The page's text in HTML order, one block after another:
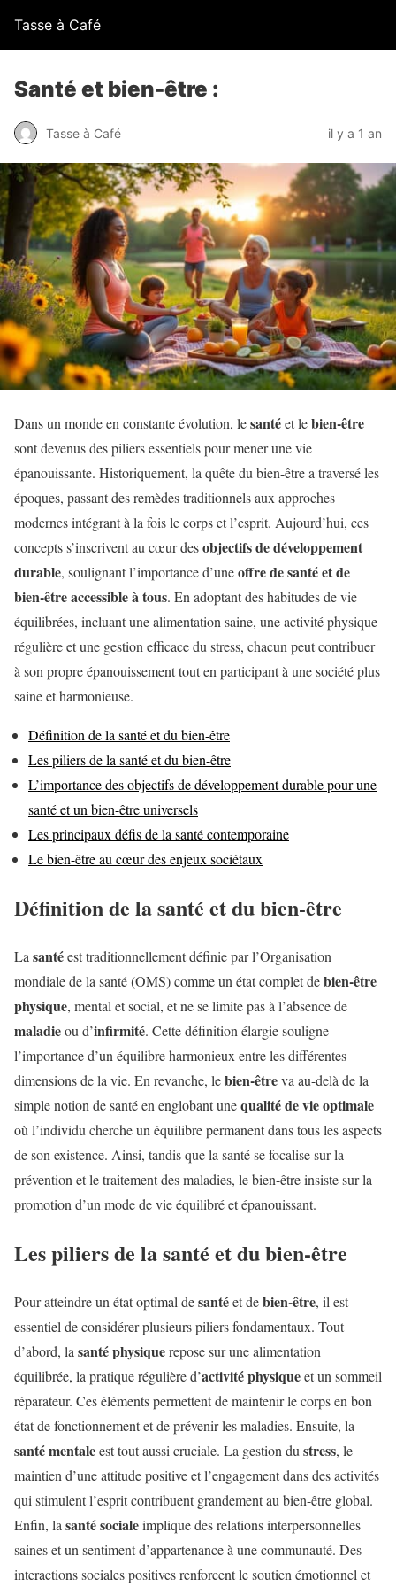
Tasse à Café
Santé et bien-être :
Tasse à Café il y a 1 an
Dans un monde en constante évolution, lesantéet lebien-être
sont devenus des piliers essentiels pour mener une vie
épanouissante. Historiquement, la quête du bien-être a traversé les
époques, passant des remèdes traditionnels aux approches
modernes intégrant à la fois le corps et l’esprit. Aujourd’hui, ces
concepts s’inscrivent au cœur desobjectifs de développement
durable, soulignant l’importance d’uneoffre de santé et de
bien-être accessible à tous. En adoptant des habitudes de vie
équilibrées, incluant une alimentation saine, une activité physique
régulière et une gestion efficace du stress, chacun peut contribuer
à son propre épanouissement tout en participant à une société plus
saine et harmonieuse.
Définition de la santé et du bien-être
Les piliers de la santé et du bien-être
L’importance des objectifs de développement durable pour une
santé et un bien-être universels
Les principaux défis de la santé contemporaine
Le bien-être au cœur des enjeux sociétaux
Définition de la santé et du bien-être
La santéest traditionnellement définie par l’Organisation
mondiale de la santé (OMS) comme un état complet debien-être
physique, mental et social, et ne se limite pas à l’absence de
maladieou d’infirmité. Cette définition élargie souligne
l’importance d’un équilibre harmonieux entre les différentes
dimensions de la vie. En revanche, lebien-êtreva au-delà de la
simple notion de santé en englobant unequalité de vie optimale
où l’individu cherche un équilibre permanent dans tous les aspects
de son existence. Ainsi, tandis que la santé se focalise sur la
prévention et le traitement des maladies, le bien-être insiste sur la
promotion d’un mode de vie équilibré et épanouissant.
Les piliers de la santé et du bien-être
Pour atteindre un état optimal desantéet debien-être, il est
essentiel de considérer plusieurs piliers fondamentaux. Tout
d’abord, la santé physiquerepose sur une alimentation
équilibrée, la pratique régulière d’activité physiqueet un sommeil
réparateur. Ces éléments permettent de maintenir le corps en bon
état de fonctionnement et de prévenir les maladies. Ensuite, la
santé mentaleest tout aussi cruciale. La gestion du stress, le
maintien d’une attitude positive et l’engagement dans des activités
qui stimulent l’esprit contribuent grandement au bien-être global.
Enfin, la santé socialeimplique des relations interpersonnelles
saines et un sentiment d’appartenance à une communauté. Des
interactions sociales positives renforcent le soutien émotionnel et